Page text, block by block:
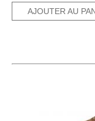
était :est :
AJOUTER AU